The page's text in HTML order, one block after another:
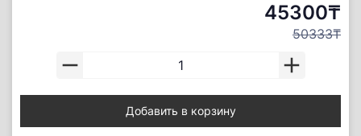
45300₸
50333₸
Добавить в корзину